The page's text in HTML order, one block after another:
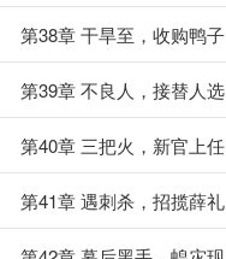
第38章 干旱至，收购鸭子
第39章 不良人，接替人选
第40章 三把火，新官上任
第41章 遇刺杀，招揽薛礼